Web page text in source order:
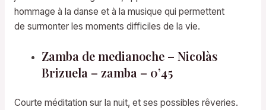
hommage à la danse et à la musique qui permettent
de surmonter les moments difficiles de la vie.
Zamba de medianoche – Nicolàs
Brizuela – zamba – 0’45
Courte méditation sur la nuit, et ses possibles rêveries.